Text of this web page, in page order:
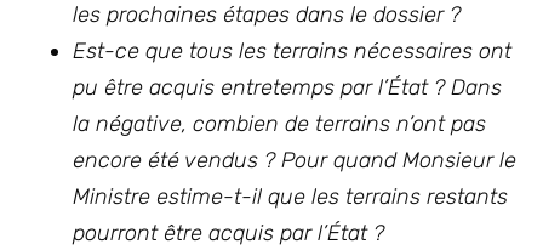
les prochaines étapes dans le dossier ?
Est-ce que tous les terrains nécessaires ont
pu être acquis entretemps par l’État ? Dans
la négative, combien de terrains n’ont pas
encore été vendus ? Pour quand Monsieur le
Ministre estime-t-il que les terrains restants
pourront être acquis par l’État ?